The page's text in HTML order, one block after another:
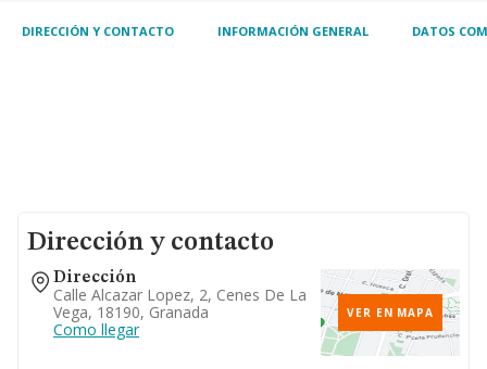
DIRECCIÓN Y CONTACTO INFORMACIÓN GENERAL DATOS
Dirección y contacto
Dirección
Calle Alcazar Lopez, 2, Cenes De La
Vega, 18190, Granada
Como llegar
VER EN MAPA